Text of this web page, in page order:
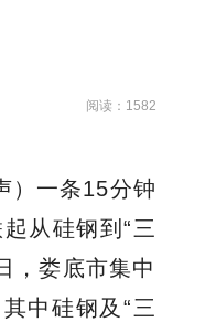
阅读：1582
） 一条15分钟
从硅钢到“三
，娄底市集中
中硅钢及“三